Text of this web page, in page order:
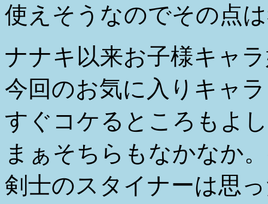
使えそうなのでその点
ナナキ以来お子様キャ
今回のお気に入りキャ
すぐコケるところもよ
まぁそちらもなかなか
剣士のスタイナーは思